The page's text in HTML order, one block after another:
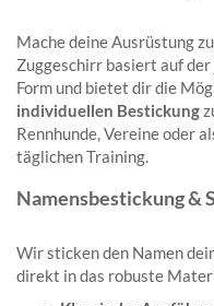
Mache deine Ausrüstung
Zuggeschirr basiert auf
Form und bietet dir die
individuellen Bestickung
Rennhunde, Vereine oder
täglichen Training.
Namensbestickung &
Wir sticken den Namen
direkt in das robuste